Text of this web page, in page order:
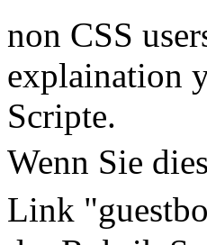
non CSS
explaination
Scripte.
Wenn Sie
Link